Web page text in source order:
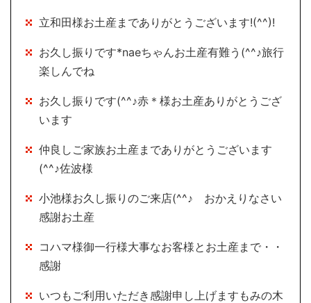
立和田様お土産までありがとうございます!(^^)!
お久し振りです*naeちゃんお土産有難う(^^♪旅行
楽しんでね
お久し振りです(^^♪赤＊様お土産ありがとうござ
います
仲良しご家族お土産までありがとうございます
(^^♪佐波様
小池様お久し振りのご来店(^^♪ おかえりなさい
感謝お土産
コハマ様御一行様大事なお客様とお土産まで・・
感謝
いつもご利用いただき感謝申し上げますもみの木